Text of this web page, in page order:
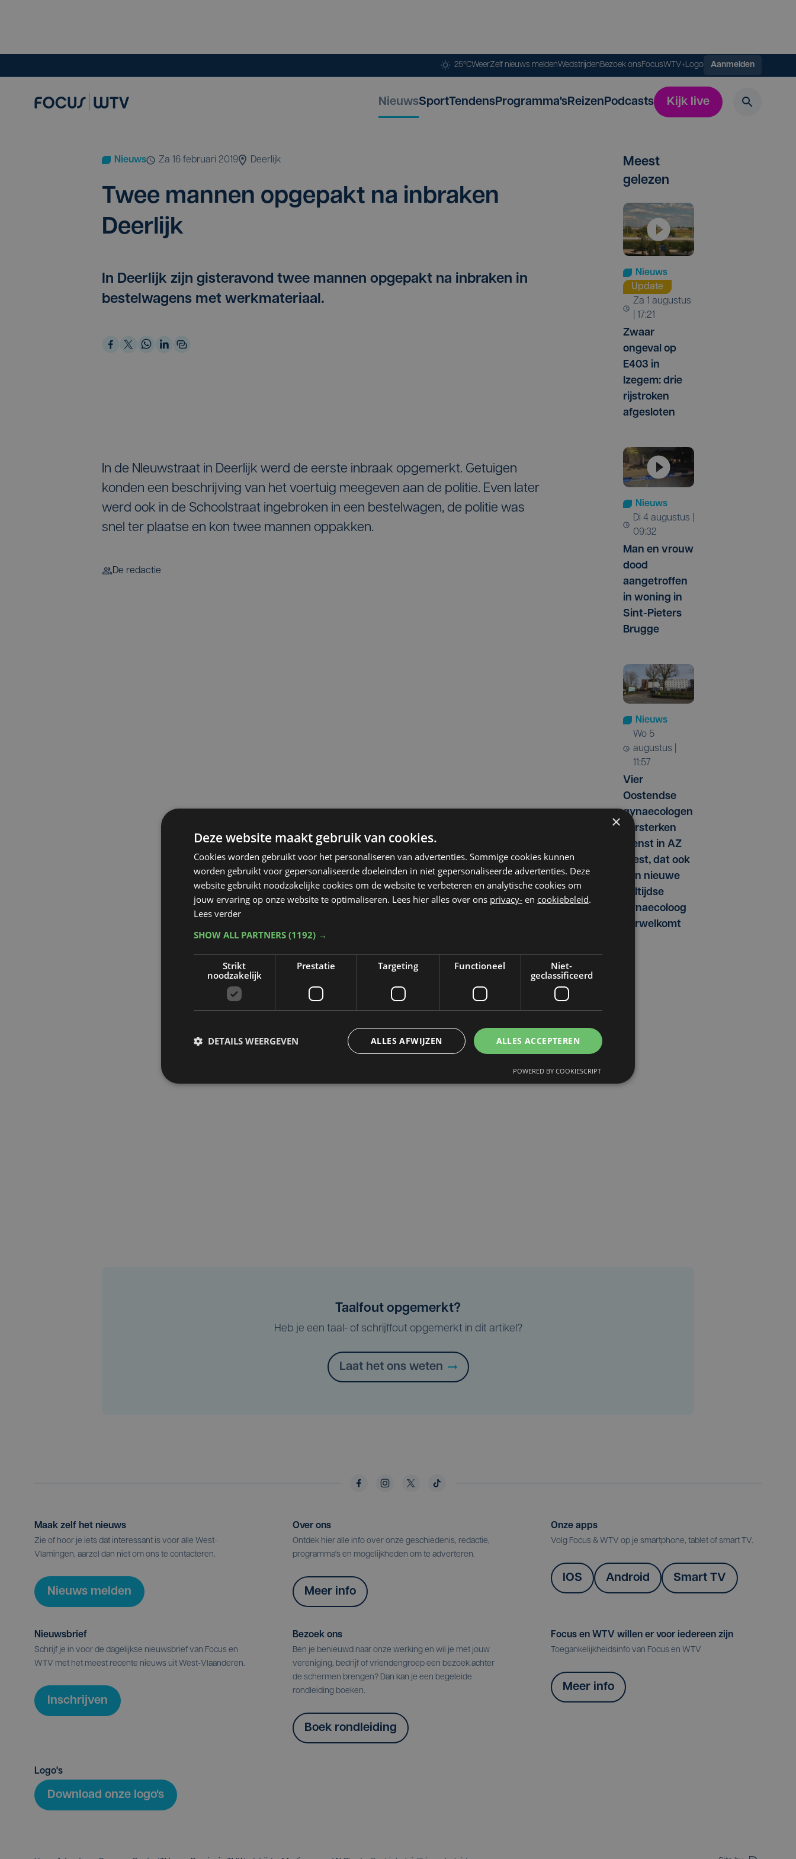
25°CWeerZelf nieuws meldenWedstrijdenBezoek onsFocusWTV+Logo Aanmelden
NieuwsSportTendensProgramma'sReizenPodcasts Kijk live
Nieuws za 16 februari 2019 Deerlijk
Twee man­nen opge­pakt na inbra­ken
Deerlijk
In Deerlijk zijn gisteravond twee mannen opgepakt na inbraken in
bestelwagens met werkmateriaal.
In de NIeuwstraat in Deerlijk werd de eerste inbraak opgemerkt. Getuigen
konden een beschrijving van het voertuig meegeven aan de politie. Even later
werd ook in de Schoolstraat ingebroken in een bestelwagen, de politie was
snel ter plaatse en kon twee mannen oppakken.
De redactie
Meest
gelezen
Nieuws
Update
za 1 augustus
| 17:21
Zwaar
ongeval op
E403 in
Izegem: drie
rijstroken
afgesloten
Nieuws
di 4 augustus |
09:32
Man en vrouw
dood
aangetroffen
in woning in
Sint-Pieters
Brugge
Nieuws
wo 5
augustus |
11:57
Vier
Oostendse
gynaecologen
versterken
dienst in AZ
West, dat ook
een nieuwe
voltijdse
gynaecoloog
verwelkomt
Taalfout opgemerkt?
Heb je een taal- of schrijffout opgemerkt in dit artikel?
Laat het ons weten
Maak zelf het nieuws
Zie of hoor je iets dat interessant is voor alle West-
Vlamingen, aarzel dan niet om ons te contacteren.
Nieuws melden
Over ons
Ontdek hier alle info over onze geschiedenis, redactie,
programma's en mogelijkheden om te adverteren.
Meer info
Onze apps
Volg Focus & WTV op je smartphone, tablet of smart TV.
IOS Android Smart TV
Nieuwsbrief
Schrijf je in voor de dagelijkse nieuwsbrief van Focus en
WTV met het meest recente nieuws uit West-Vlaanderen.
Inschrijven
Bezoek ons
Ben je benieuwd naar onze werking en wil je met jouw
vereniging, bedrijf of vriendengroep een bezoek achter
de schermen brengen? Dan kan je een begeleide
rondleiding boeken.
Boek rondleiding
Focus en WTV willen er voor iedereen zijn
Toegankelijkheidsinfo van Focus en WTV
Meer info
Logo's
Download onze logo's
×
Deze website maakt gebruik van cookies.
Cookies worden gebruikt voor het personaliseren van advertenties. Sommige cookies kunnen
worden gebruikt voor gepersonaliseerde doeleinden in niet gepersonaliseerde advertenties. Deze
website gebruikt noodzakelijke cookies om de website te verbeteren en analytische cookies om
jouw ervaring op onze website te optimaliseren. Lees hier alles over ons privacy- en cookiebeleid.
Lees verder
SHOW ALL PARTNERS (1192) →
Strikt
noodzakelijk
Prestatie Targeting Functioneel
Niet-
geclassificeerd
ALLES ACCEPTEREN
ALLES AFWIJZEN
DETAILS WEERGEVEN
POWERED BY COOKIESCRIPT